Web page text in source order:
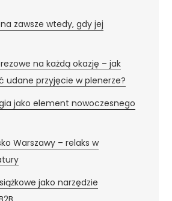
zawsze wtedy, gdy jej
na każdą okazję – jak
udane przyjęcie w plenerze?
jako element nowoczesnego
Warszawy – relaks w
jako narzędzie